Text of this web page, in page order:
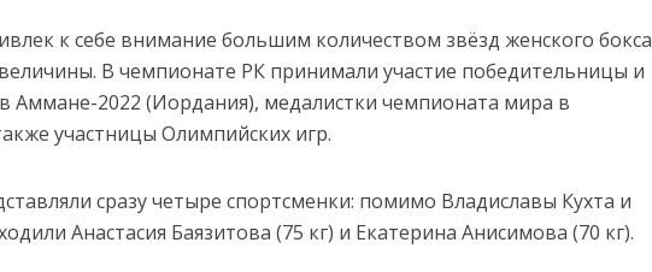
к себе внимание большим количеством звёзд женского бокса
В чемпионате РК принимали участие победительницы и
Аммане-2022 (Иордания), медалистки чемпионата мира в
участницы Олимпийских игр.
сразу четыре спортсменки: помимо Владиславы Кухта и
Анастасия Баязитова (75 кг) и Екатерина Анисимова (70 кг).